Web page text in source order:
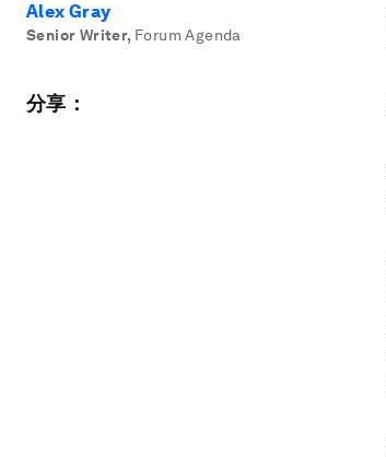
Alex Gray
Senior Writer, Forum Agenda
分享：